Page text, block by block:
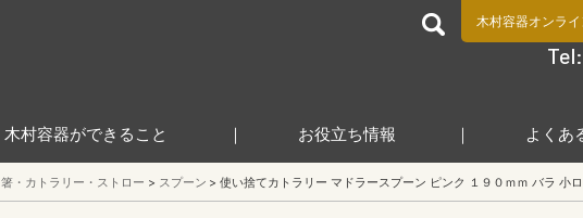
食品包装容器と業務用店舗用品の総合商社 木村容器株式会社
木村容器オンラ
木村容器ができること お役立ち情報 よくあ
箸・カトラリー・ストロー スプーン 使い捨てカトラリー マドラースプーン ピンク １９０ｍｍ バラ 小